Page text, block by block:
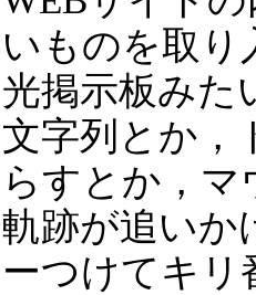
いものを取り
光掲示板みた
文字列とか，
らすとか，
軌跡が追いか
ーつけてキリ